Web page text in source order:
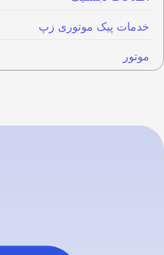
خدمات پیک موتوری زپ
موتور